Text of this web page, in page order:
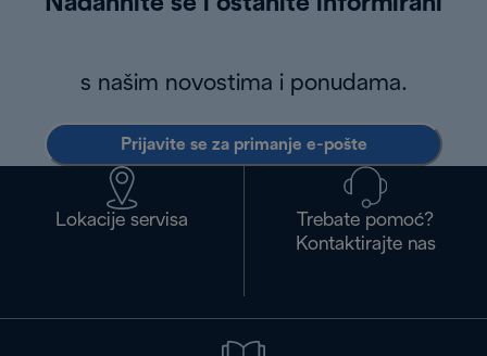
s našim novostima i ponudama.
Prijavite se za primanje e-pošte
Lokacije servisa
Trebate pomoć?
Kontaktirajte nas